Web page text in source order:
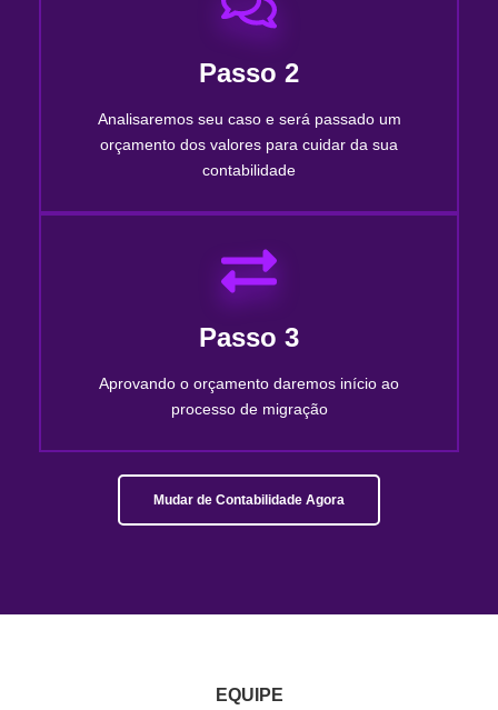
Passo 2
Analisaremos seu caso e será passado um
orçamento dos valores para cuidar da sua
contabilidade
Passo 3
Aprovando o orçamento daremos início ao
processo de migração
Mudar de Contabilidade Agora
EQUIPE